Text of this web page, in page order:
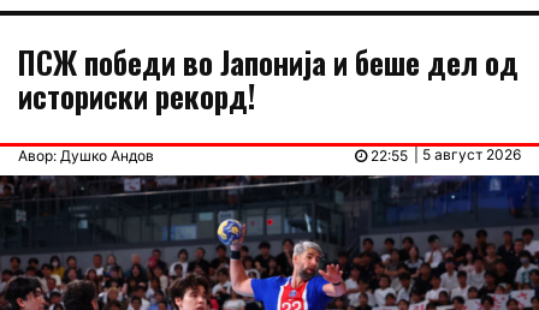
ПСЖ победи во Јапонија и беше дел од
историски рекорд!
Авор: Душко Андов | 5 август 2026
22:55